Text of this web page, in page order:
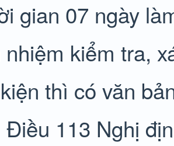
gian 07 ngày
kiểm tra,
thì có văn
Điều 113 Nghị